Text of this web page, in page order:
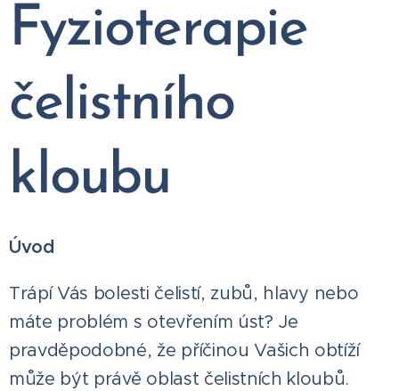
Fyzioterapie
čelistního
kloubu
Úvod
Trápí Vás bolesti čelistí, zubů, hlavy nebo
máte problém s otevřením úst? Je
pravděpodobné, že příčinou Vašich obtíží
může být právě oblast čelistních kloubů.